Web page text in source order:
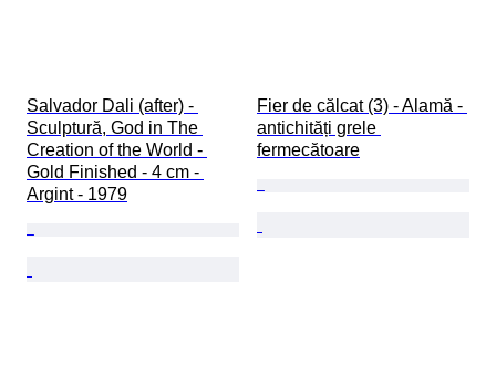
Salvador Dali (after) -
Sculptură, God in The
Creation of the World -
Gold Finished - 4 cm -
Argint - 1979
Fier de călcat (3) - Alamă -
antichități grele
fermecătoare